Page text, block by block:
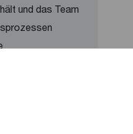
und das Team